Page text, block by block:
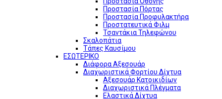
Προστασία Πόρτας
Προστασία Προφυλακτήρα
Προστατευτικά Φιλμ
Τσαντάκια Τηλεφώνου
Σκαλοπάτια
Τάπες Καυσίμου
ΕΣΩΤΕΡΙΚΟ
Διάφορα Αξεσουάρ
Διαχωριστικά Φορτίου Δίχτυα
Αξεσουάρ Κατοικιδίων
Διαχωριστικά Πλέγματα
Ελαστικά Δίχτυα